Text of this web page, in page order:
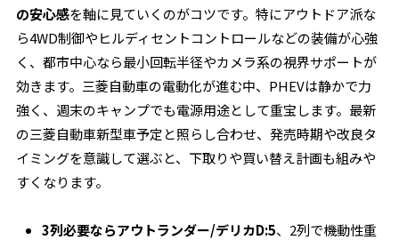
の安心感を軸に見ていくのがコツです。特にアウトドア派な
ら4WD制御やヒルディセントコントロールなどの装備が心強
く、都市中心なら最小回転半径やカメラ系の視界サポートが
効きます。三菱自動車の電動化が進む中、PHEVは静かで力
強く、週末のキャンプでも電源用途として重宝します。最新
の三菱自動車新型車予定と照らし合わせ、発売時期や改良タ
イミングを意識して選ぶと、下取りや買い替え計画も組みや
すくなります。
3列必要ならアウトランダー/デリカD:5、2列で機動性重